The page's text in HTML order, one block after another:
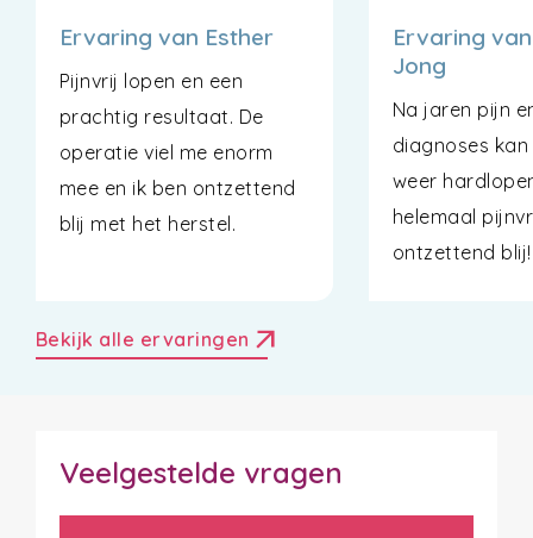
Ervaring van Esther
Pijnvrij lopen en een
prachtig resultaat. De
operatie viel me enorm
mee en ik ben ontzettend
blij met het herstel.
Ervaring
Jong
Na jaren pijn
diagnoses kan
weer
helemaal
ontzettend blij!
Bekijk alle ervaringen arrow_outward
Veelgestelde vragen